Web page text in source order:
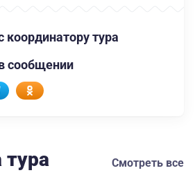
координатору тура
сообщении
Смотреть все